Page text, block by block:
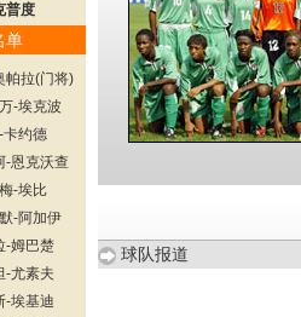
普度
单
帕拉(门将)
-埃克波
卡约德
-恩克沃查
-埃比
-阿加伊
-姆巴楚
-尤素夫
-埃基迪
球队报道